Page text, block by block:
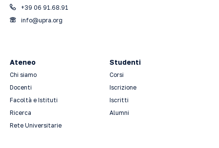
+39 06 91.68.91
info@upra.org
Ateneo
Chi siamo
Docenti
Facoltà e Istituti
Ricerca
Rete Universitarie
Studenti
Corsi
Iscrizione
Iscritti
Alumni